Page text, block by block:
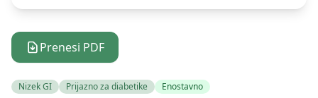
Prenesi PDF
Nizek GI Prijazno za diabetike Enostavno